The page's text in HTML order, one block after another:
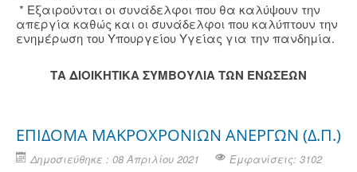
* Εξαιρούνται οι συνάδελφοι που θα καλύψουν την
απεργία καθώς και οι συνάδελφοι που καλύπτουν την
ενημέρωση του Υπουργείου Υγείας για την πανδημία.
ΤΑ ΔΙΟΙΚΗΤΙΚΑ ΣΥΜΒΟΥΛΙΑ ΤΩΝ ΕΝΩΣΕΩΝ
ΕΠΙΔΟΜΑ ΜΑΚΡΟΧΡΟΝΙΩΝ ΑΝΕΡΓΩΝ (Δ.Π.)
Δημοσιεύθηκε : 08 Απριλίου 2021 Εμφανίσεις: 3102